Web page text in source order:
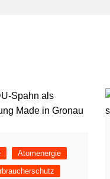
Atomenergie